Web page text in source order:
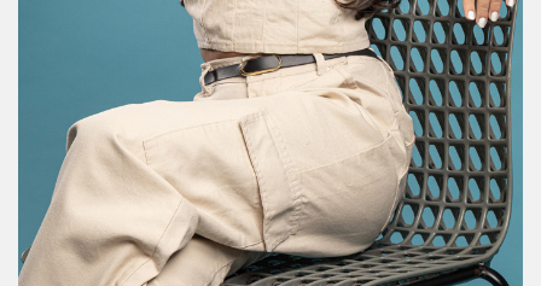
SELECIONAR MAIS
IR PARA O CASTING